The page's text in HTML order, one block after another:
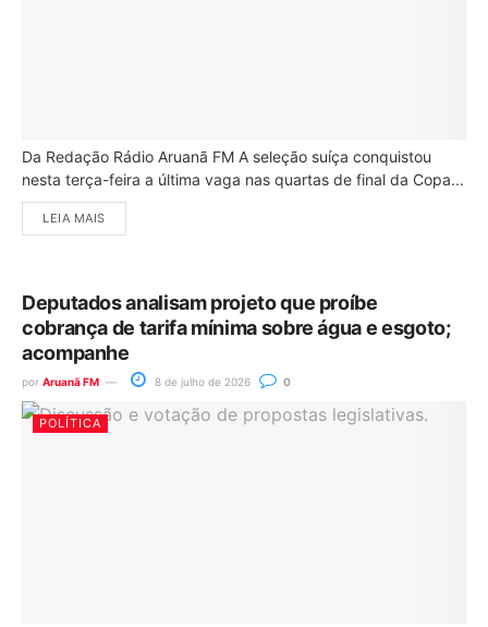
Da Redação Rádio Aruanã FM A seleção suíça conquistou
nesta terça-feira a última vaga nas quartas de final da Copa...
LEIA MAIS
Deputados analisam projeto que proíbe
cobrança de tarifa mínima sobre água e esgoto;
acompanhe
por Aruanã FM 8 de julho de 2026 0
POLÍTICA